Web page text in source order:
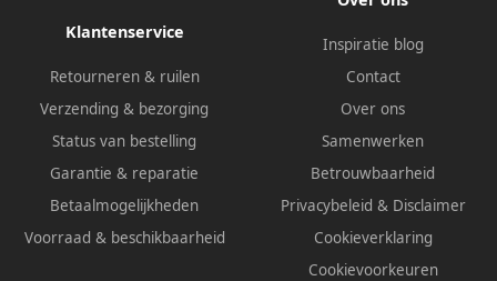
Klantenservice
Retourneren & ruilen
Verzending & bezorging
Status van bestelling
Garantie & reparatie
Betaalmogelijkheden
Voorraad & beschikbaarheid
Inspiratie blog
Contact
Over ons
Samenwerken
Betrouwbaarheid
Privacybeleid & Disclaimer
Cookieverklaring
Cookievoorkeuren